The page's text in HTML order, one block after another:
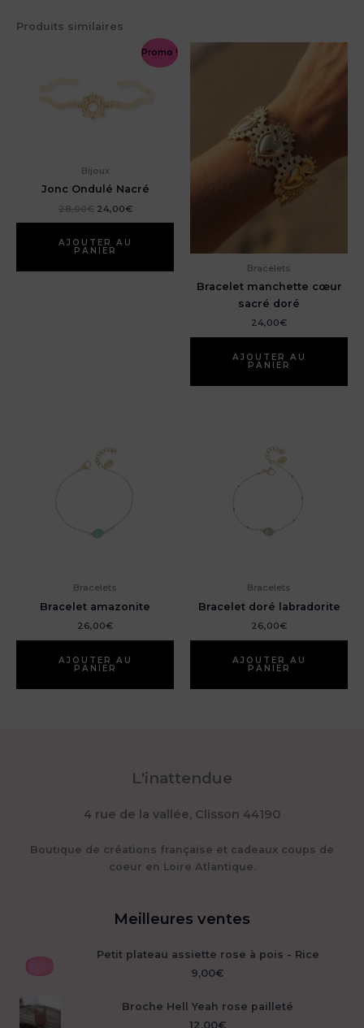
Produits similaires
Promo !
Bijoux
Jonc Ondulé Nacré
28,00€ Le
était :
28,00€.
24,00€Le
AJOUTER AU
PANIER
Bracelets
Bracelet manchette cœur
sacré doré
24,00€
AJOUTER AU
PANIER
Bracelets
Bracelet amazonite
26,00€
AJOUTER AU
PANIER
Bracelets
Bracelet doré labradorite
26,00€
AJOUTER AU
PANIER
L'inattendue
4 rue de la vallée, Clisson 44190
Boutique de créations française et cadeaux coups de
coeur en Loire Atlantique.
Meilleures ventes
Petit plateau assiette rose à pois - Rice
9,00€
Broche Hell Yeah rose pailleté
12,00€